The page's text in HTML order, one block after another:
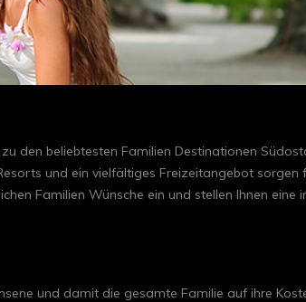
den beliebtesten Familien Destinationen
und ein vielfältiges Freizeitangebot sorgen
Familien Wünsche ein und stellen Ihnen eine
und damit die gesamte Familie auf ihre